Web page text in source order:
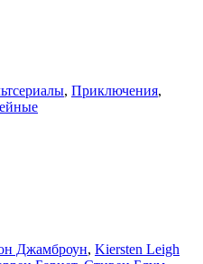
, Приключения,
Джамброун, Kiersten Leigh